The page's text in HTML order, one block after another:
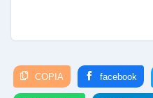
COPIA facebook